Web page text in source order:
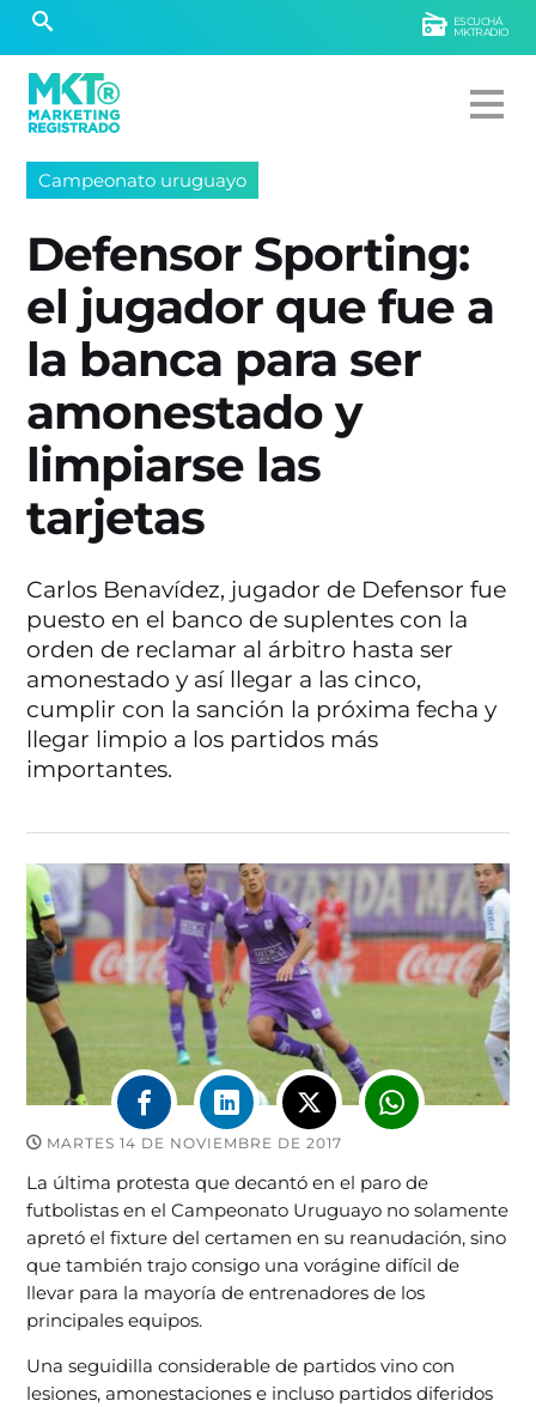
ESCUCHÁ
MKTRADIO
Campeonato uruguayo
Defensor Sporting:
el jugador que fue a
la banca para ser
amonestado y
limpiarse las
tarjetas
Carlos Benavídez, jugador de Defensor fue
puesto en el banco de suplentes con la
orden de reclamar al árbitro hasta ser
amonestado y así llegar a las cinco,
cumplir con la sanción la próxima fecha y
llegar limpio a los partidos más
importantes.
MARTES 14 DE NOVIEMBRE DE 2017
La última protesta que decantó en el paro de
futbolistas en el Campeonato Uruguayo no solamente
apretó el fixture del certamen en su reanudación, sino
que también trajo consigo una vorágine difícil de
llevar para la mayoría de entrenadores de los
principales equipos.
Una seguidilla considerable de partidos vino con
lesiones, amonestaciones e incluso partidos diferidos